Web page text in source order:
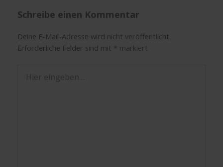
Schreibe einen Kommentar
Deine E-Mail-Adresse wird nicht veröffentlicht.
Erforderliche Felder sind mit * markiert
eingeben…